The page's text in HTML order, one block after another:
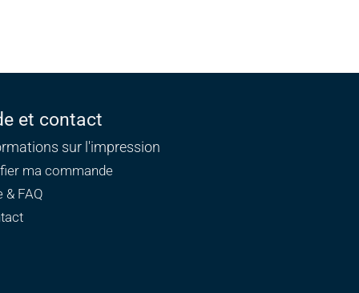
et contact
sur l'impression
ma commande
& FAQ